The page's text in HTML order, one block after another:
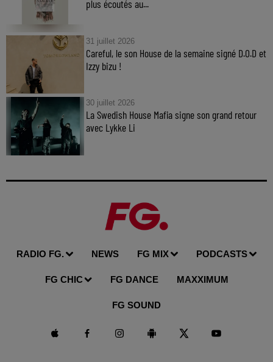
plus écoutés au...
31 juillet 2026
Careful, le son House de la semaine signé D.O.D et
Izzy bizu !
30 juillet 2026
La Swedish House Mafia signe son grand retour
avec Lykke Li
RADIO FG. NEWS FG MIX PODCASTS
FG CHIC FG DANCE MAXXIMUM
FG SOUND